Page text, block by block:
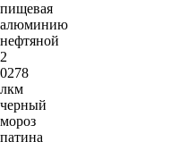
пищевая
алюминию
нефтяной
2
0278
лкм
черный
мороз
патина